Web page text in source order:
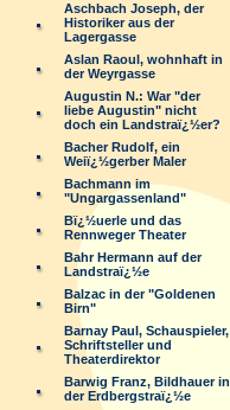
Aschbach Joseph, der
Historiker aus der
Lagergasse
Aslan Raoul, wohnhaft in
der Weyrgasse
Augustin N.: War "der
liebe Augustin" nicht
doch ein Landstraï¿½er?
Bacher Rudolf, ein
Weiï¿½gerber Maler
Bachmann im
"Ungargassenland"
Bï¿½uerle und das
Rennweger Theater
Bahr Hermann auf der
Landstraï¿½e
Balzac in der "Goldenen
Birn"
Barnay Paul, Schauspieler,
Schriftsteller und
Theaterdirektor
Barwig Franz, Bildhauer in
der Erdbergstraï¿½e